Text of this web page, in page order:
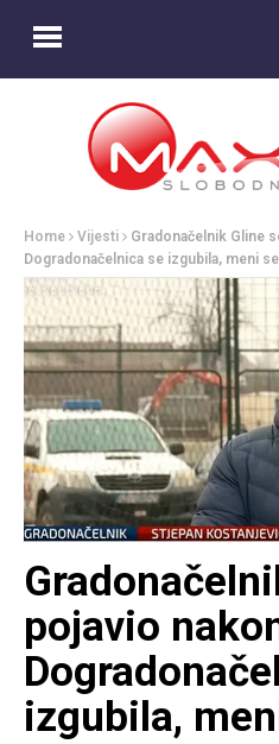
Home Vijesti
Gradonačelnik Gline
Dogradonačelnica se izgubila, meni
pojavio
izgubila,